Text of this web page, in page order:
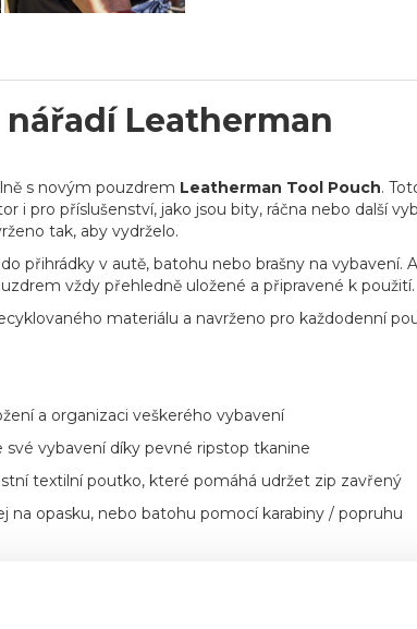
Leatherman
s novým pouzdrem Leatherman Tool Pouch.
i pro příslušenství, jako jsou bity, ráčna nebo další
tak, aby vydrželo.
přihrádky v autě, batohu nebo brašny na
vždy přehledně uložené a připravené k použití.
materiálu a navrženo pro každodenní
a organizaci veškerého vybavení
své vybavení díky pevné ripstop tkanine
textilní poutko, které pomáhá udržet zip zavřený
na opasku, nebo batohu pomocí karabiny / popruhu